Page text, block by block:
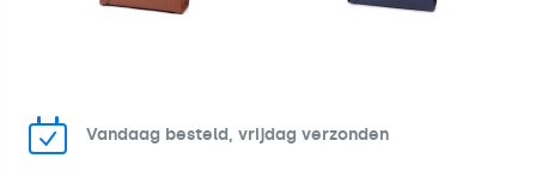
Vandaag besteld, vrijdag verzonden